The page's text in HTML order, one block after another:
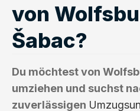
von
Šabac?
Du möchtest von
umziehen und suchst
zuverlässigen